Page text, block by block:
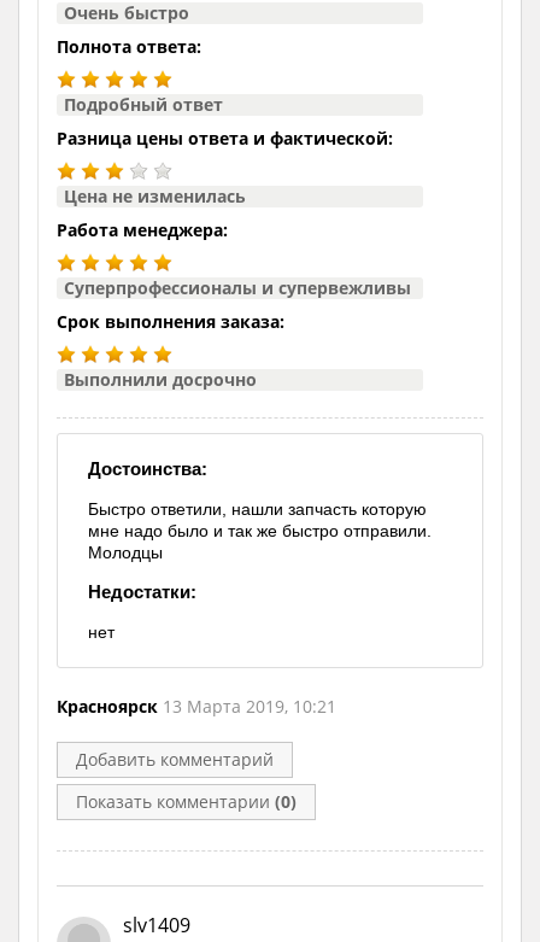
Очень быстро
Полнота ответа:
Подробный ответ
Разница цены ответа и фактической:
Цена не изменилась
Работа менеджера:
Суперпрофессионалы и супервежливы
Срок выполнения заказа:
Выполнили досрочно
Достоинства:
Быстро ответили, нашли запчасть которую
мне надо было и так же быстро отправили.
Молодцы
Недостатки:
нет
Красноярск 13 Марта 2019, 10:21
Добавить комментарий
Показать комментарии (0)
slv1409